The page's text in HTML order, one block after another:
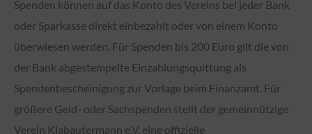
Spenden können auf das Konto des Vereins bei jeder Bank
oder Sparkasse direkt einbezahlt oder von einem Konto
überwiesen werden. Für Spenden bis 200 Euro gilt die von
der Bank abgestempelte Einzahlungsquittung als
Spendenbescheinigung zur Vorlage beim Finanzamt. Für
größere Geld- oder Sachspenden stellt der gemeinnützige
Verein Klabautermann e.V. eine offizielle